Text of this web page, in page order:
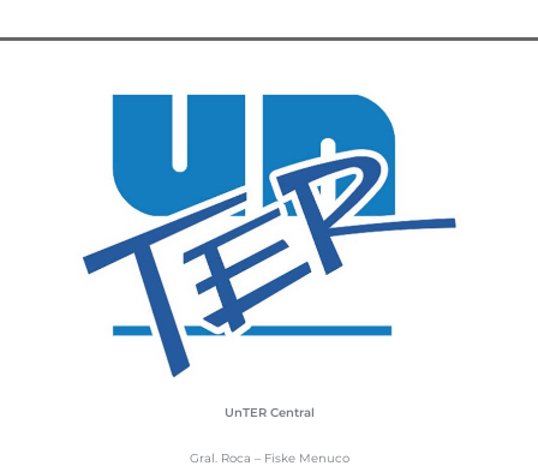
UnTER Central
Gral. Roca – Fiske Menuco